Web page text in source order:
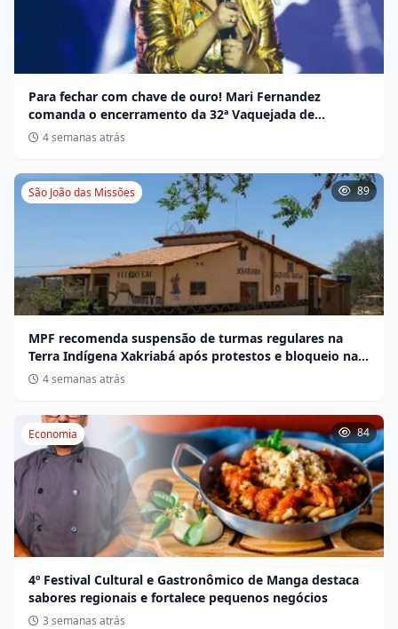
Para fechar com chave de ouro! Mari Fernandez
comanda o encerramento da 32ª Vaquejada de
Miravânia hoje
4 semanas atrás
São João das Missões 89
MPF recomenda suspensão de turmas regulares na
Terra Indígena Xakriabá após protestos e bloqueio na
BR-135
4 semanas atrás
Economia 84
4º Festival Cultural e Gastronômico de Manga destaca
sabores regionais e fortalece pequenos negócios
3 semanas atrás